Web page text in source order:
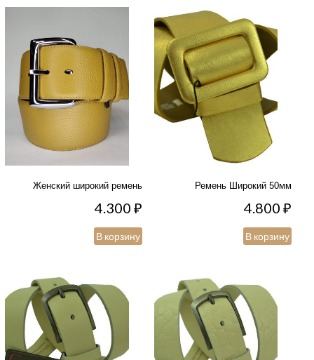
Женский широкий ремень
4.300₽
В корзину
Ремень Широкий 50мм
4.800₽
В корзину